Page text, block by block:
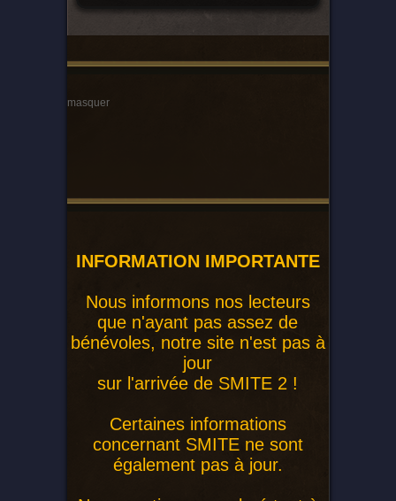
masquer
INFORMATION IMPORTANTE
Nous informons nos lecteurs
que n'ayant pas assez de
bénévoles, notre site n'est pas à
jour
sur l'arrivée de SMITE 2 !
Certaines informations
concernant SMITE ne sont
également pas à jour.